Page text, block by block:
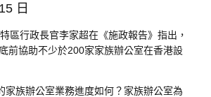
日
區行政長官李家超在《施政報告》指出，
前協助不少於200家家族辦公室在香港設
家族辦公室業務進度如何？家族辦公室為